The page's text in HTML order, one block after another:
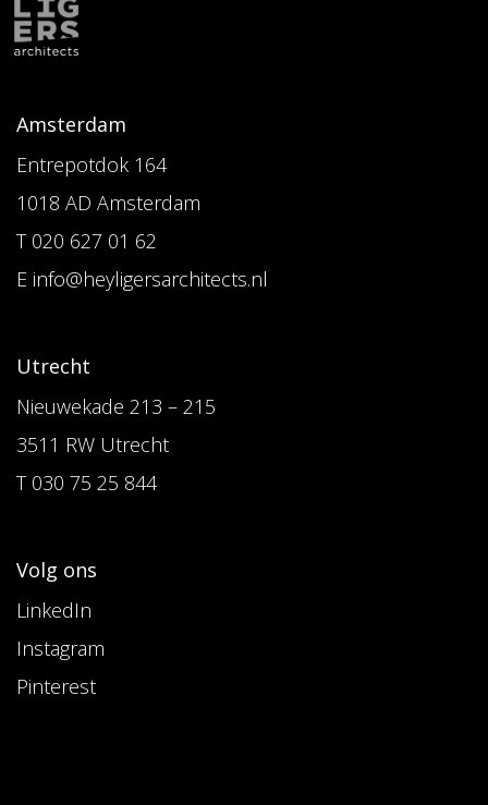
Amsterdam
Entrepotdok 164
1018 AD Amsterdam
T 020 627 01 62
E info@heyligersarchitects.nl
Utrecht
Nieuwekade 213 – 215
3511 RW Utrecht
T 030 75 25 844
Volg ons
LinkedIn
Instagram
Pinterest